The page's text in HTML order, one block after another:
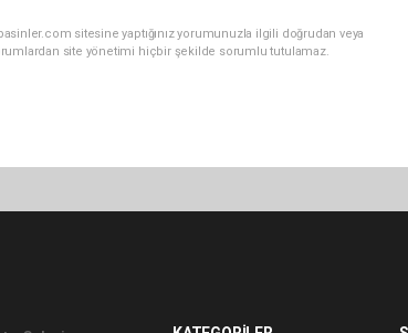
sitesine yaptığınız yorumunuzla ilgili doğrudan veya
site yönetimi hiçbir şekilde sorumlu tutulamaz.